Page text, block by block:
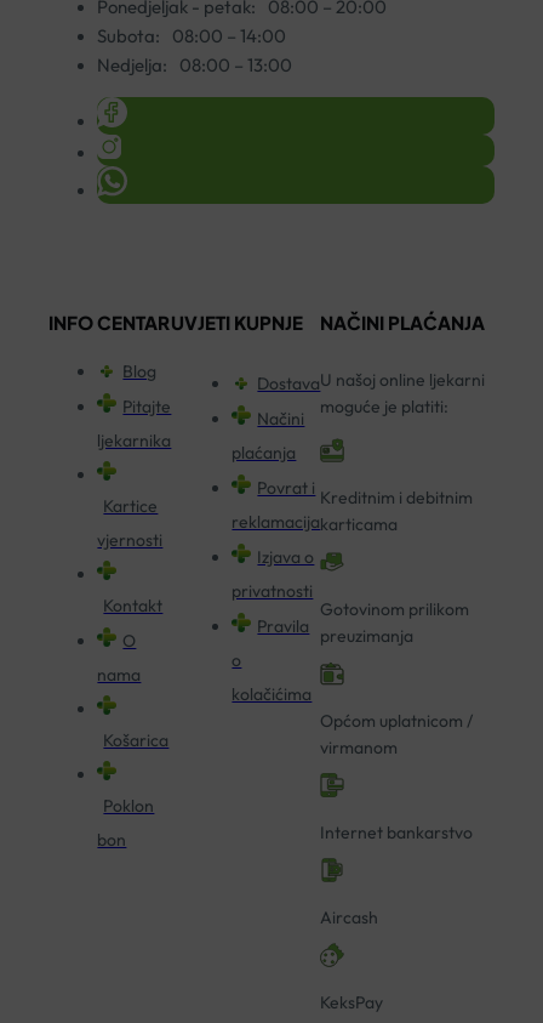
Ponedjeljak - petak:
08:00 – 20:00
Subota:
08:00 – 14:00
Nedjelja:
08:00 – 13:00
INFO CENTAR
Blog
Pitajte
ljekarnika
Kartice
vjernosti
Kontakt
O
nama
Košarica
Poklon
bon
UVJETI KUPNJE
Dostava
Načini
plaćanja
Povrat i
reklamacija
Izjava o
privatnosti
Pravila
o
kolačićima
NAČINI PLAĆANJA
U našoj online ljekarni
moguće je platiti:
Kreditnim i debitnim
karticama
Gotovinom prilikom
preuzimanja
Općom uplatnicom /
virmanom
Internet bankarstvo
Aircash
KeksPay